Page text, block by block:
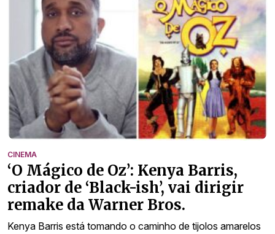
CINEMA
‘O Mágico de Oz’: Kenya Barris,
criador de ‘Black-ish’, vai dirigir
remake da Warner Bros.
Kenya Barris está tomando o caminho de tijolos amarelos